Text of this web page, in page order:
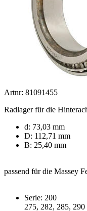
Artnr: 81091455
Radlager für die
d: 73,03 mm
D: 112,71 mm
B: 25,40 mm
passend für die Massey
Serie: 200
275, 282, 285, 290